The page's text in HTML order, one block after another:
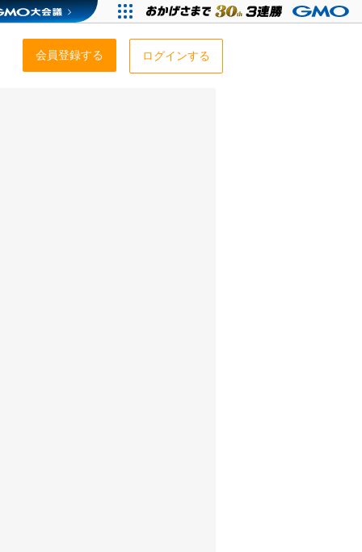
会員登録する ログインする